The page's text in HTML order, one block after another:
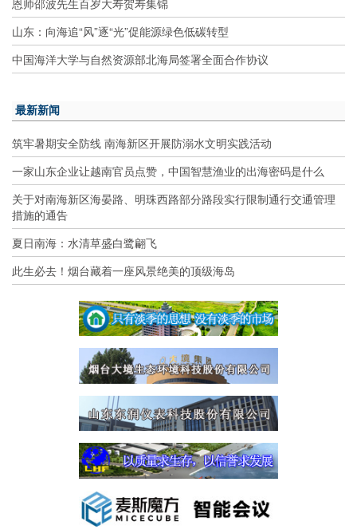
山东：向海追“风”逐“光”促能源绿色低碳转型
中国海洋大学与自然资源部北海局签署全面合作协议
最新新闻
筑牢暑期安全防线 南海新区开展防溺水文明实践活动
一家山东企业让越南官员点赞，中国智慧渔业的出海密码是什么
关于对南海新区海晏路、明珠西路部分路段实行限制通行交通管理
措施的通告
夏日南海：水清草盛白鹭翩飞
此生必去！烟台藏着一座风景绝美的顶级海岛